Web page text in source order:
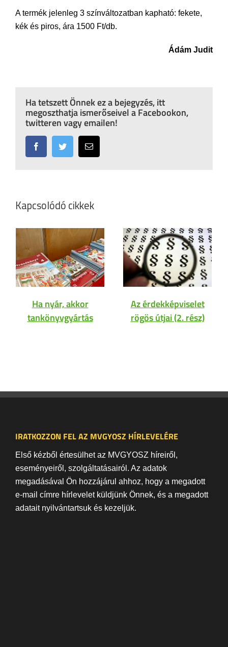
A termék jelenleg 3 színváltozatban kapható: fekete,
kék és piros, ára 1500 Ft/db.
Ádám Judit
Ha tetszett Önnek ez a bejegyzés, itt
megoszthatja ismerőseivel a Facebookon,
twitteren vagy emailen!
FacebookTwitter Email:
Kapcsolódó cikkek
Ha nyár, akkor
tankönyvgyártás
Az érdekképviselet
rögös útjai (2. rész)
IRATKOZZON FEL AZ MVGYOSZ HÍRLEVELÉRE
Első kézből értesülhet az MVGYOSZ híreiről,
eseményeiről, szolgáltatásairól. Az adatok
megadásával Ön hozzájárul ahhoz, hogy a megadott
e-mail címre hírlevelet küldjünk Önnek, és a megadott
adatait nyilvántartsuk és kezeljük.